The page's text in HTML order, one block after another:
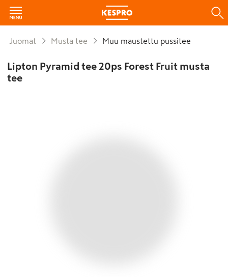
Juomat Musta tee Muu maustettu pussitee
Lipton Pyramid tee 20ps Forest Fruit musta
tee